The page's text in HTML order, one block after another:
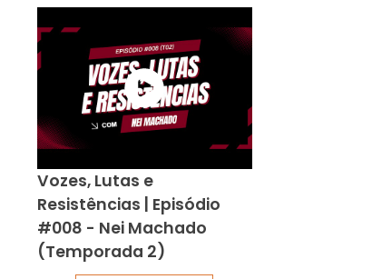
Vozes, Lutas e
Resistências | Episódio
#008 - Nei Machado
(Temporada 2)